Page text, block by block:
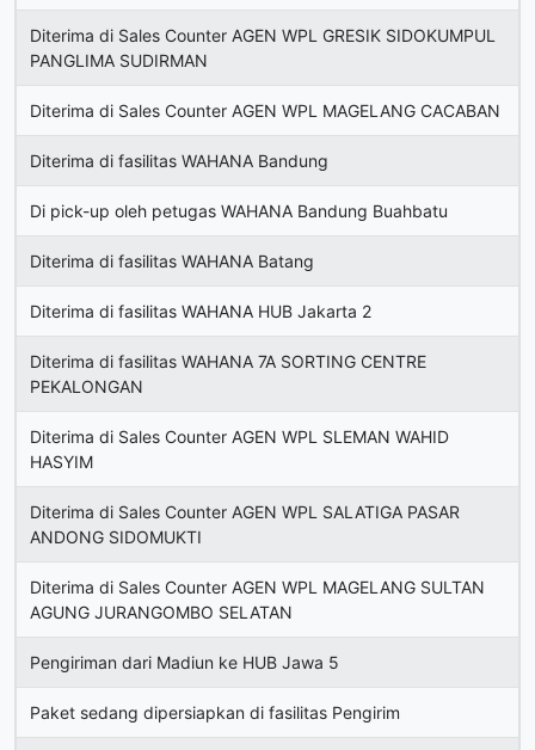
Diterima di Sales Counter AGEN WPL GRESIK SIDOKUMPUL
PANGLIMA SUDIRMAN
Diterima di Sales Counter AGEN WPL MAGELANG CACABAN
Diterima di fasilitas WAHANA Bandung
Di pick-up oleh petugas WAHANA Bandung Buahbatu
Diterima di fasilitas WAHANA Batang
Diterima di fasilitas WAHANA HUB Jakarta 2
Diterima di fasilitas WAHANA 7A SORTING CENTRE
PEKALONGAN
Diterima di Sales Counter AGEN WPL SLEMAN WAHID
HASYIM
Diterima di Sales Counter AGEN WPL SALATIGA PASAR
ANDONG SIDOMUKTI
Diterima di Sales Counter AGEN WPL MAGELANG SULTAN
AGUNG JURANGOMBO SELATAN
Pengiriman dari Madiun ke HUB Jawa 5
Paket sedang dipersiapkan di fasilitas Pengirim